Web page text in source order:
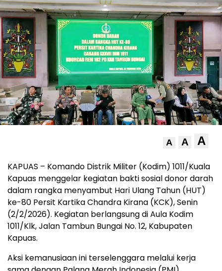
A A A
KAPUAS – Komando Distrik Militer (Kodim) 1011/Kuala
Kapuas menggelar kegiatan bakti sosial donor darah
dalam rangka menyambut Hari Ulang Tahun (HUT)
ke-80 Persit Kartika Chandra Kirana (KCK), Senin
(2/2/2026). Kegiatan berlangsung di Aula Kodim
1011/Klk, Jalan Tambun Bungai No. 12, Kabupaten
Kapuas.
Aksi kemanusiaan ini terselenggara melalui kerja